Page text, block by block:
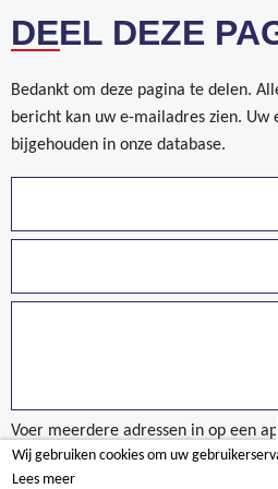
DEEL DEZE
Bedankt om deze pagina te delen.
bericht kan uw e-mailadres zien.
bijgehouden in onze database.
Voer meerdere adressen in op een
door een komma.
Wij gebruiken cookies om uw
Lees meer